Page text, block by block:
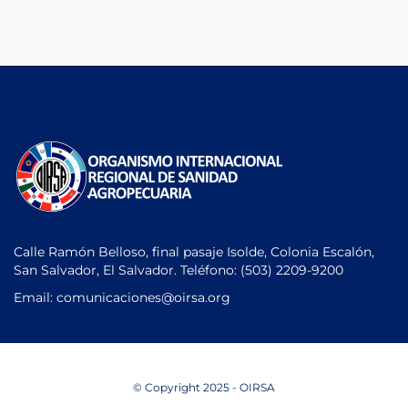
Calle Ramón Belloso, final pasaje Isolde, Colonia Escalón,
San Salvador, El Salvador. Teléfono: (503) 2209-9200
Email: comunicaciones@oirsa.org
© Copyright 2025 - OIRSA